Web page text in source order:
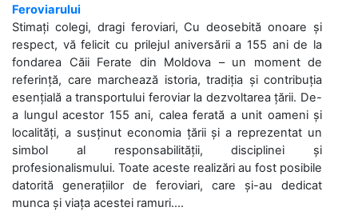
Feroviarului
Stimați colegi, dragi feroviari, Cu deosebită onoare și
respect, vă felicit cu prilejul aniversării a 155 ani de la
fondarea Căii Ferate din Moldova – un moment de
referință, care marchează istoria, tradiția și contribuția
esențială a transportului feroviar la dezvoltarea țării. De-
a lungul acestor 155 ani, calea ferată a unit oameni și
localități, a susținut economia țării și a reprezentat un
simbol al responsabilității, disciplinei și
profesionalismului. Toate aceste realizări au fost posibile
datorită generațiilor de feroviari, care și-au dedicat
munca și viața acestei ramuri....